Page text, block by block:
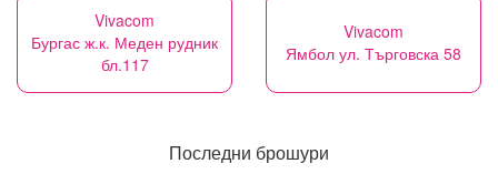
Vivacom
Бургас ж.к. Меден рудник
бл.117
Vivacom
Ямбол ул. Търговска 58
Последни брошури